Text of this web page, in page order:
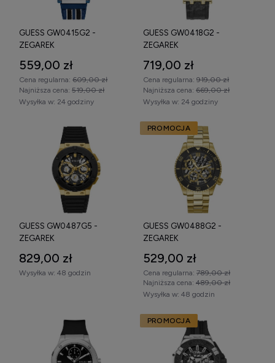
GUESS GW0415G2 -
ZEGAREK
559,00 zł
Cena regularna: 609,00 zł
Najniższa cena: 519,00 zł
Wysyłka w: 24 godziny
GUESS GW0418G2 -
ZEGAREK
719,00 zł
Cena regularna: 919,00 zł
Najniższa cena: 669,00 zł
Wysyłka w: 24 godziny
GUESS GW0487G5 -
ZEGAREK
829,00 zł
Wysyłka w: 48 godzin
GUESS GW0488G2 -
ZEGAREK
529,00 zł
Cena regularna: 789,00 zł
Najniższa cena: 489,00 zł
Wysyłka w: 48 godzin
PROMOCJA
PROMOCJA